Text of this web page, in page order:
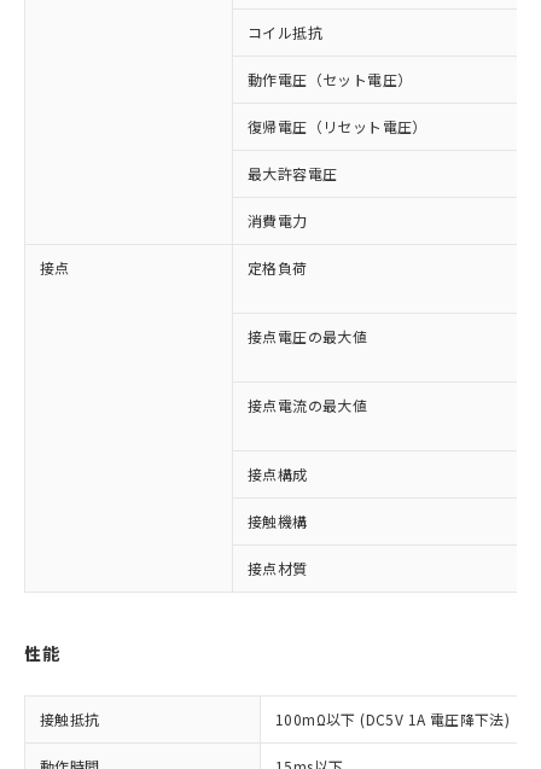
コイル抵抗
動作電圧（セット電圧）
復帰電圧（リセット電圧）
最大許容電圧
消費電力
接点 定格負荷
接点電圧の最大値
接点電流の最大値
接点構成
接触機構
接点材質
性能
接触抵抗 100mΩ以下 (DC5V 1A 電圧降下法)
ご利用条件
対応予定：EU RoHS指令（10物質）の非含
有に対応した製品に切り替える予定のある